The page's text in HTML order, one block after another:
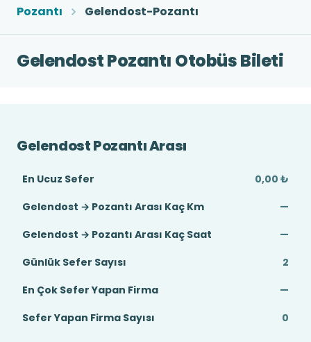
Pozantı
Gelendost-Pozantı
Gelendost Pozantı Otobüs Bileti
Gelendost Pozantı Arası
En Ucuz Sefer
0,00 ₺
Gelendost → Pozantı Arası Kaç Km
—
Gelendost → Pozantı Arası Kaç Saat
—
Günlük Sefer Sayısı
2
En Çok Sefer Yapan Firma
—
Sefer Yapan Firma Sayısı
0